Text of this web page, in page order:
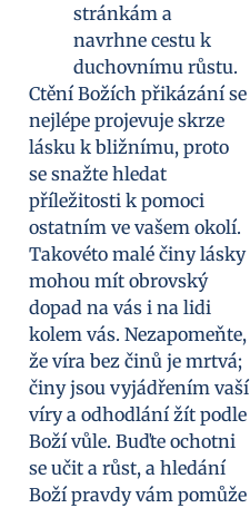
stránkám a
navrhne cestu k
duchovnímu růstu.
Ctění Božích přikázání se
nejlépe projevuje skrze
lásku k bližnímu, proto
se snažte hledat
příležitosti k pomoci
ostatním ve vašem okolí.
Takovéto malé činy lásky
mohou mít obrovský
dopad na vás i na lidi
kolem vás. Nezapomeňte,
že víra bez činů je mrtvá;
činy jsou vyjádřením vaší
víry a odhodlání žít podle
Boží vůle. Buďte ochotni
se učit a růst, a hledání
Boží pravdy vám pomůže